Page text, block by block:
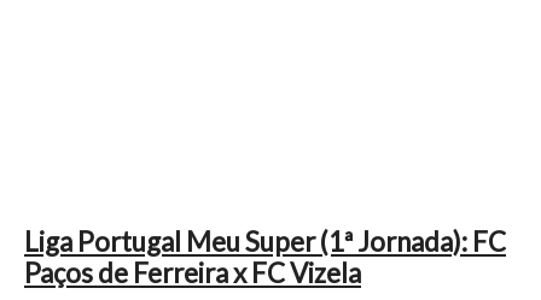
Liga Portugal Meu Super (1ª Jornada): FC
Paços de Ferreira x FC Vizela